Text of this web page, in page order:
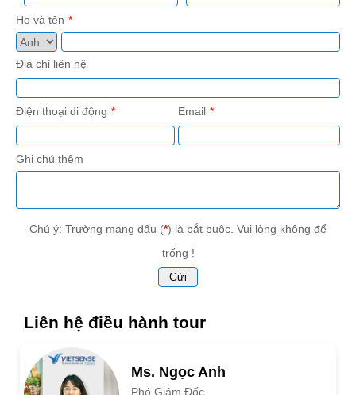
Họ và tên
Địa chỉ liên hệ
Điện thoại di động Email
Ghi chú thêm
Chú ý: Trường mang dấu (*) là bắt buộc. Vui lòng không để
trống !
Liên hệ điều hành tour
Ms. Ngọc Anh
Phó Giám Đốc